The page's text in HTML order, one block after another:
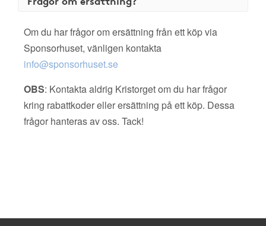
Om du har frågor om ersättning från ett köp via
Sponsorhuset, vänligen kontakta
info@sponsorhuset.se
OBS: Kontakta aldrig Kristorget om du har frågor
kring rabattkoder eller ersättning på ett köp. Dessa
frågor hanteras av oss. Tack!